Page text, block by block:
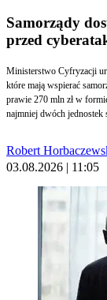
Samorządy
przed
Ministerstwo Cyfryzacji
które mają wspierać
prawie 270 mln zł w
najmniej dwóch jednostek
Robert
03.08.2026 | 11:05